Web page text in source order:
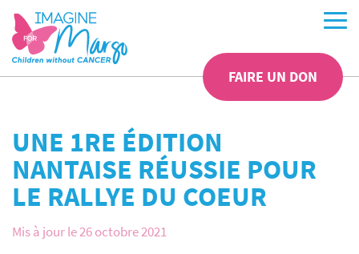
FAIRE UN DON
UNE 1RE ÉDITION
NANTAISE RÉUSSIE POUR
LE RALLYE DU COEUR
Mis à jour le 26 octobre 2021